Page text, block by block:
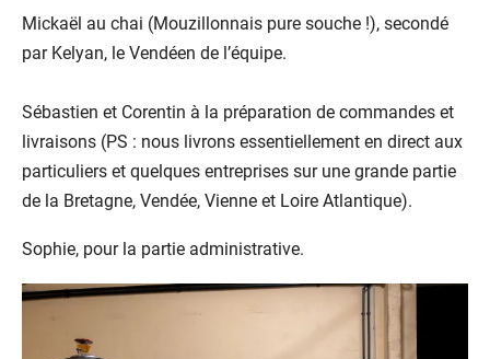
Mickaël au chai (Mouzillonnais pure souche !), secondé
par Kelyan, le Vendéen de l’équipe.
Sébastien et Corentin à la préparation de commandes et
livraisons (PS : nous livrons essentiellement en direct aux
particuliers et quelques entreprises sur une grande partie
de la Bretagne, Vendée, Vienne et Loire Atlantique).
Sophie, pour la partie administrative.